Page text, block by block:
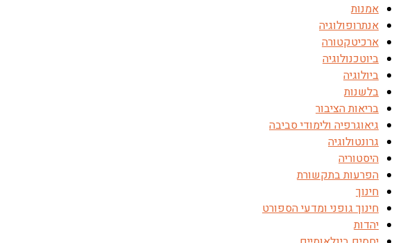
אמנות
אנתרופולוגיה
ארכיטקטורה
ביוטכנולוגיה
ביולוגיה
בלשנות
בריאות הציבור
גיאוגרפיה ולימודי סביבה
גרונטולוגיה
היסטוריה
הפרעות בתקשורת
חינוך
חינוך גופני ומדעי הספורט
יהדות